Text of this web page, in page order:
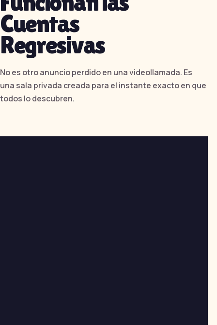
Cuentas
Regresivas
No es otro anuncio perdido en una videollamada. Es
una sala privada creada para el instante exacto en que
todos lo descubren.